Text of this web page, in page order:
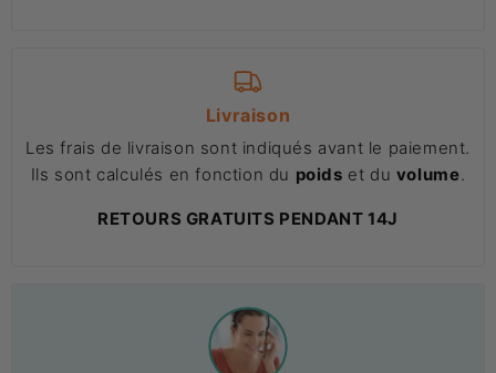
Livraison
Les frais de livraison sont indiqués avant le paiement.
Ils sont calculés en fonction du poids et du volume
RETOURS GRATUITS PENDANT 14J